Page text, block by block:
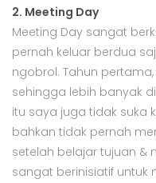
2. Meeting Day
Meeting Day sangat
pernah keluar berdua
ngobrol. Tahun
sehingga lebih banyak
itu saya juga tidak suka
bahkan tidak pernah
setelah belajar tujuan &
sangat berinisiatif untuk